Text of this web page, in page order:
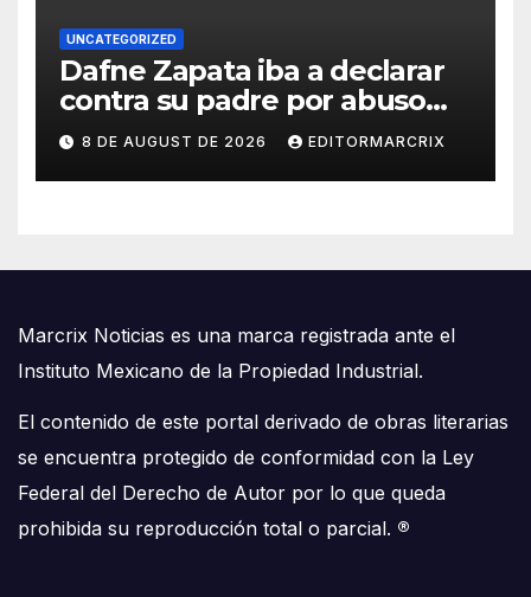
UNCATEGORIZED
Dafne Zapata iba a declarar
contra su padre por abuso
sexual
8 DE AUGUST DE 2026 EDITORMARCRIX
Marcrix Noticias es una marca registrada ante el
Instituto Mexicano de la Propiedad Industrial.
El contenido de este portal derivado de obras literarias
se encuentra protegido de conformidad con la Ley
Federal del Derecho de Autor por lo que queda
prohibida su reproducción total o parcial. ®